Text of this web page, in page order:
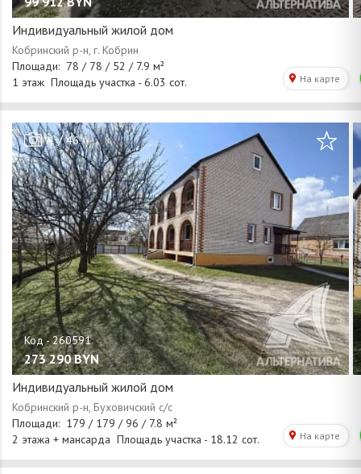
Индивидуальный жилой дом
1/46
273 290 BYN
Индивидуальный жилой дом